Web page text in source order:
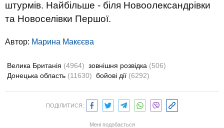
штурмів. Найбільше - біля Новоолександрівки
та Новоселівки Першої.
Автор: Марина Макєєва
Велика Британія (4964) зовнішня розвідка (506)
Донецька область (11630) бойові дії (6292)
ПОДІЛИТИСЯ:
Мені подобається